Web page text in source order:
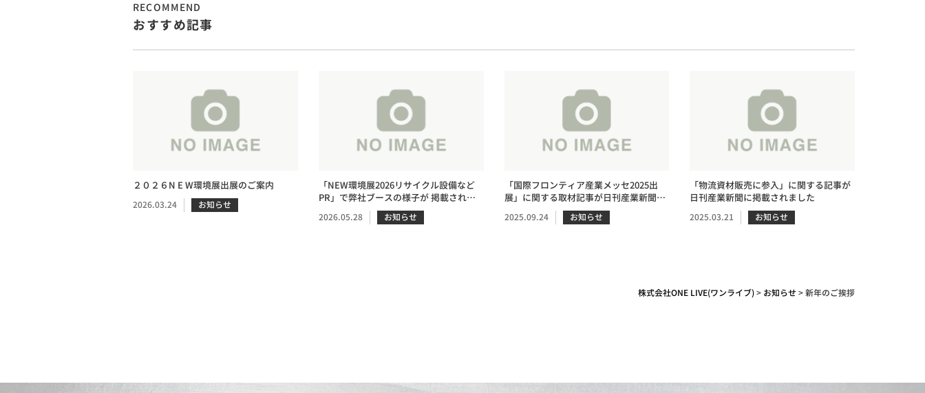
RECOMMEND
おすすめ記事
２０２６N E W環境展出展のご案内
2026.03.24 お知らせ
「NEW環境展2026リサイクル設備など
PR」で弊社ブースの様子が 掲載されま
2026.05.28 お知らせ
「国際フロンティア産業メッセ2025出
展」に関する取材記事が日刊産業新聞に
掲載されました
2025.09.24 お知らせ
「物流資材販売に参入」に関する記事が
日刊産業新聞に掲載されました
2025.03.21 お知らせ
株式会社ONE LIVE(ワンライブ)> お知らせ >新年のご挨拶